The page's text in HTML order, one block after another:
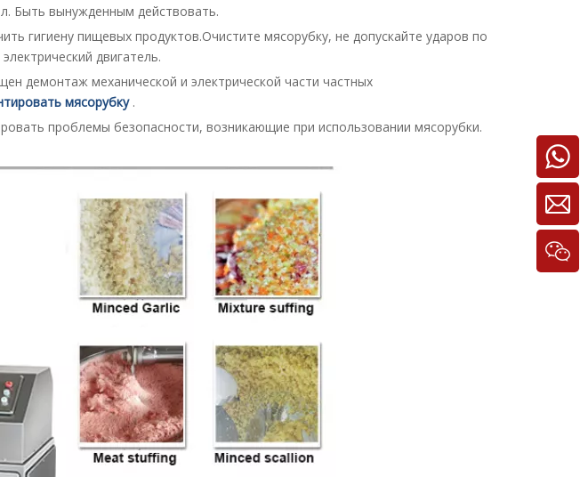
Быть вынужденным действовать.
гигиену пищевых продуктов.Очистите мясорубку, не допускайте ударов по
электрический двигатель.
демонтаж механической и электрической части частных
мясорубку.
проблемы безопасности, возникающие при использовании мясорубки.